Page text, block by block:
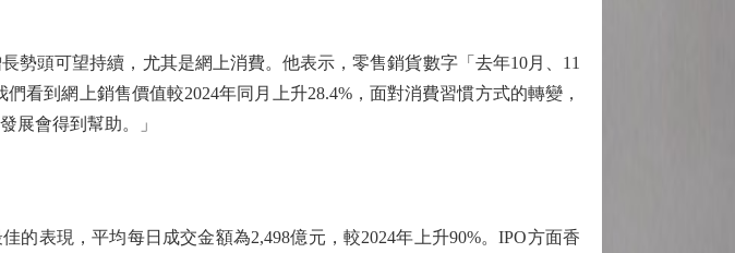
頭可望持續，尤其是網上消費。他表示，零售銷貨數字「去年10月、11
看到網上銷售價值較2024年同月上升28.4%，面對消費習慣方式的轉變，
展會得到幫助。」
表現，平均每日成交金額為2,498億元，較2024年上升90%。IPO方面香